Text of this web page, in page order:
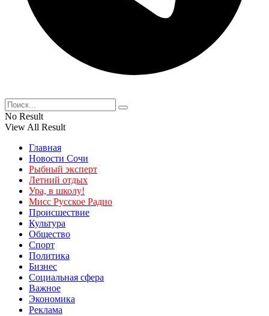
No Result
View All Result
Главная
Новости Сочи
Рыбный эксперт
Летний отдых
Ура, в школу!
Мисс Русское Радио
Происшествие
Культура
Общество
Спорт
Политика
Бизнес
Социальная сфера
Важное
Экономика
Реклама